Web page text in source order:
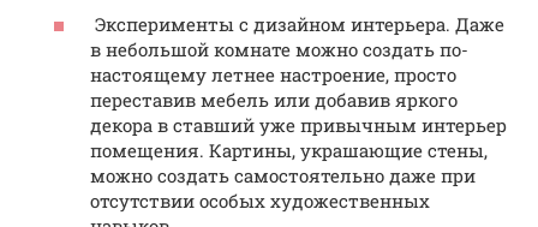
Эксперименты с дизайном интерьера. Даже
в небольшой комнате можно создать по-
настоящему летнее настроение, просто
переставив мебель или добавив яркого
декора в ставший уже привычным интерьер
помещения. Картины, украшающие стены,
можно создать самостоятельно даже при
отсутствии особых художественных